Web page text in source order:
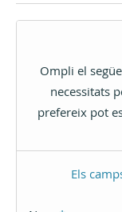
Ompli el
necessitats
prefereix pot
Els